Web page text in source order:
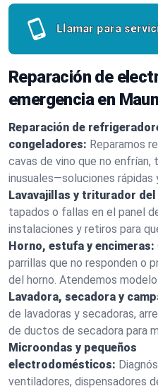
Llamar para
Reparación de
emergencia en
Reparación de
congeladores: Reparamos
cavas de vino que no enfrían,
inusuales—soluciones rápidas
Lavavajillas y triturador
tapados o fallas en el panel
instalaciones y retiros para
Horno, estufa y encimeras:
parrillas que no responden o
del horno. Atendemos
Lavadora, secadora y
de lavadoras y secadoras,
de ductos de secadora para
Microondas y pequeños
electrodomésticos:
ventiladores, dispensadores